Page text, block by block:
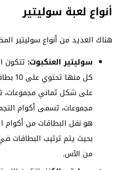
أنواع لعبة سوليتير
هناك العديد من أنواع سوليتير
سوليتير العنكبوت:
كل
على شكل ثماني
مجموعات، تسمى أكوام
هو نقل البطاقات من أكوام
بحيث يتم ترتيب البطاقات
من الآس.